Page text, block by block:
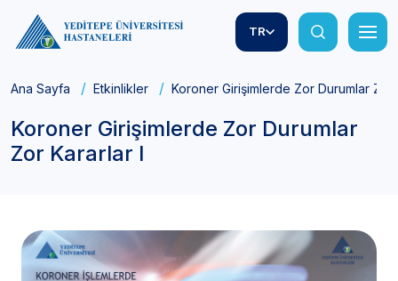
TR
Ana Sayfa Etkinlikler Koroner Girişimlerde Zor Durumlar Zor
Koroner Girişimlerde Zor Durumlar
Zor Kararlar I